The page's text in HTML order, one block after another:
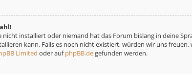
installiert oder niemand hat das Forum bislang in deine
kann. Falls es noch nicht existiert, würden wir uns
Limited oder aufphpBB.degefunden werden.